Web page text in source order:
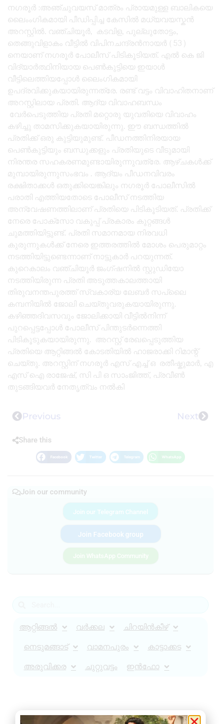
നഗരൂർ :അഞ്ചുവയസ് മാത്രം പ്രായമുള്ള ബാലികയെ
ലൈംംഗികമായി പീഡിപ്പിച്ച കേസിൽ മധ്യവയസ്കൻ
അറസ്റ്റിൽ. വഞ്ചിയൂർ, കടവിള, പുല്ലുതോട്ടം,
തെങ്ങുവിളാകം വീട്ടിൽ വിപിനചന്ദ്രൻനായർ (53)
നെയാണ് നഗരൂർ പോലീസ് പിടികൂടിയത്. എൽ കെ ജി
വിദ്യാർത്ഥിനിയായ പെൺകുട്ടിയെ ഇയാൾ
വീട്ടിലെത്തിയപ്പോൾ ലൈംഗികമായി
ഉപദ്രവിക്കുകയായിരുന്നത്രേ. രണ്ട് വട്ടം വിവാഹിതനാണ്
അറസ്റ്റിലായ പ്രതി. ആദ്യ വിവാഹബന്ധം
വേർപെടുത്തിയ പ്രതി മറ്റൊരു യുവതിയെ വിവാഹം
കഴിച്ചു താമസിക്കുകയായിരുന്നു. ഈ ബന്ധത്തിൽ
പ്രതിക്ക് ഒരു കുട്ടിയുമുണ്ട്. പീഡനത്തിനിരയായ
പെൺകുട്ടിയും ബന്ധുക്കളും പ്രതിയുടെ വീടുമായി
നിരന്തര സഹകരണമുണ്ടായിരുന്നുവത്രേ. ആഴ്ചകൾക്ക്
മുമ്പായിരുന്നുസംഭവം . ആദ്യം പീഡനവിവരം
രക്ഷിതാക്കൾ ഒതുക്കിയെങ്കിലും നഗരൂർ പോലീസിൽ
പരാതി എത്തിയതോടെ പോലീസ് നടത്തിയ
അന്വേഷണത്തിലാണ് പ്രതിയെ പിടികൂടിയത്. പ്രതിക്ക്
നേരെ പോക്സോ വകുപ്പ് പ്രകാരം കുറ്റങ്ങൾ
ചുമത്തിയിട്ടുണ്ട്. പ്രതി സമാനമായ നിരവധി
കുരുന്നുകൾക്ക് നേരെ ഇത്തരത്തിൽ മോശം പെരുമാറ്റം
നടത്തിയിട്ടുണ്ടെന്നാണ് നാട്ടുകാർ പറയുന്നത്.
കുറെകാലം വഞ്ചിയൂർ ജംഗ്ഷനിൽ സ്റ്റുഡിയോ
നടത്തിയിരുന്ന പ്രതി അടുത്തകാലത്തായി
തിരുവനന്തപുരത്ത് സ്വകാര്യ ലേബർ സപ്ലൈ
കമ്പനിയിൽ ജോലി ചെയ്തുവരുകയായിരുന്നു.
കഴി‍ഞ്ഞദിവസവും ജോലിക്കായി വീട്ടിൽനിന്ന്
പുറപ്പെട്ടപ്പോൾ പോലീസ് പിന്തുടർന്നെത്തി
പിടികൂടുകയായിരുന്നു. അറസ്റ്റ് രേഖപ്പെടുത്തിയ
പ്രതിയെ ആറ്റിങ്ങൽ കോടതിയിൽ ഹാജരാക്കി റിമാന്റ്
ചെയ്തു. അറസ്റ്റിന് നഗരൂർ എസ് എച്ച് ഒ രതീഷ്കുമാർ, എ
എസ് ഐ രാജേഷ്, സി പി ഒ സാംജിത്ത്, പ്രവീൺ
തുടങ്ങിയവർ നേതൃത്വം നൽകി
Previous Next
Share this
Facebook Twitter Telegram WhatsApp
Join our community
Join our Telegram Channel
Join Facebook group
Join WhatsApp Community
ആറ്റിങ്ങൽ വർക്കല ചിറയിൻകീഴ്
നെടുമങ്ങാട് വാമനപുരം കാട്ടാക്കട
അരുവിക്കര ചുറ്റുവട്ടം ഇൻഫോ